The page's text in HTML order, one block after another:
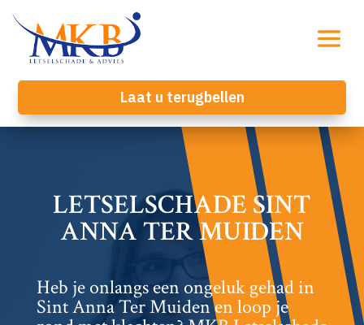
Laat u terugbellen
LETSELSCHADE SINT
ANNA TER MUIDEN
Heb je onlangs een ongeluk gehad in
Sint Anna Ter Muiden en loop je